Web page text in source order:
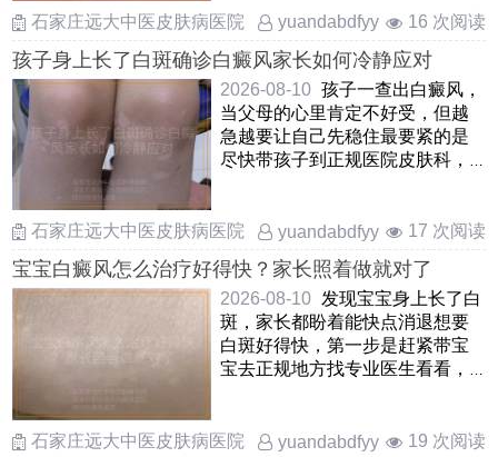
石家庄远大中医皮肤病医院
yuandabdfyy 16 次阅读
孩子身上长了白斑确诊白癜风家长如何冷静应对
2026-08-10 孩子一查出白癜风，
当父母的心里肯定不好受，但越
急越要让自己先稳住最要紧的是
尽快带孩子到正规医院皮肤科，
石家庄远大中医皮肤病医院 yuandabdfyy 17 次阅读
宝宝白癜风怎么治疗好得快？家长照着做就对了
2026-08-10 发现宝宝身上长了白
斑，家长都盼着能快点消退想要
白斑好得快，第一步是赶紧带宝
宝去正规地方找专业医生看看，
石家庄远大中医皮肤病医院
yuandabdfyy 19 次阅读